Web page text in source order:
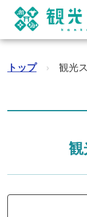
トップ › 観光
観